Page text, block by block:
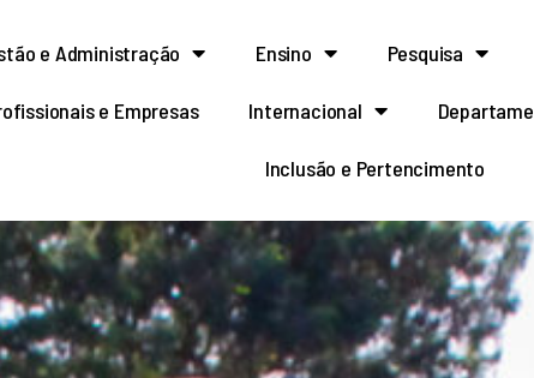
e Administração Ensino Pesquisa
e Empresas Internacional
Inclusão e Pertencimento